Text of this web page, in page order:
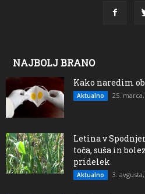
NAJBOLJ BRANO
Kako naredim
Aktualno 25. marca,
Letina v
toča, suša in
pridelek
Aktualno 3.